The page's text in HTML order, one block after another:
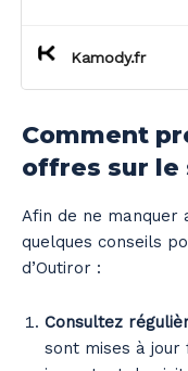
Kamody.fr
Comment
offres sur le
Afin de ne manquer
quelques conseils
d’Outiror :
Consultez
sont mises à